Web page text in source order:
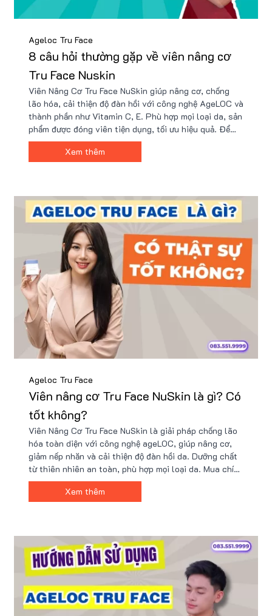
Ageloc Tru Face
8 câu hỏi thường gặp về viên nâng cơ
Tru Face Nuskin
Viên Nâng Cơ Tru Face NuSkin giúp nâng cơ, chống
lão hóa, cải thiện độ đàn hồi với công nghệ AgeLOC và
thành phần như Vitamin C, E. Phù hợp mọi loại da, sản
phẩm được đóng viên tiện dụng, tối ưu hiệu quả. Để
mua hàng chính hãng với giá ưu đãi, Nu88 - đại lý
phân phối uy tín của NuSkin tại Việt Nam.
Xem thêm
Ageloc Tru Face
Viên nâng cơ Tru Face NuSkin là gì? Có
tốt không?
Viên Nâng Cơ Tru Face NuSkin là giải pháp chống lão
hóa toàn diện với công nghệ ageLOC, giúp nâng cơ,
giảm nếp nhăn và cải thiện độ đàn hồi da. Dưỡng chất
từ thiên nhiên an toàn, phù hợp mọi loại da. Mua chính
hãng tại Nu88 chỉ hơn 2 triệu, kèm combo quà tặng
hấp dẫn và dịch vụ tư vấn tận tâm!
Xem thêm